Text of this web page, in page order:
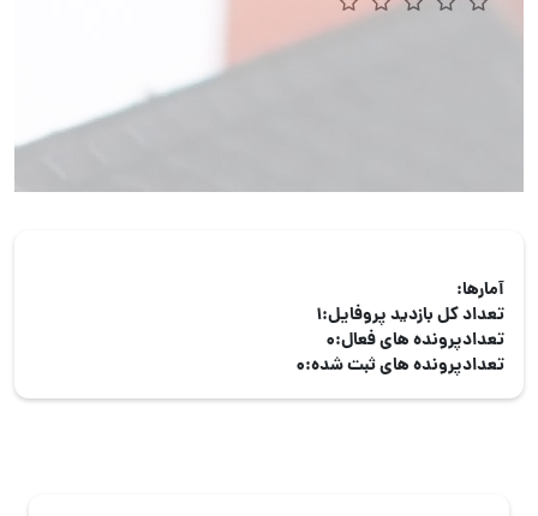
آمارها:
تعداد کل بازدید پروفایل:1
تعدادپرونده های فعال:0
تعدادپرونده های ثبت شده:0